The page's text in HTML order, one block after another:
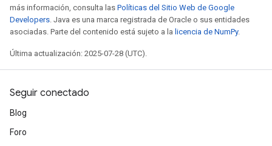
más información, consulta las Políticas del Sitio Web de Google
Developers. Java es una marca registrada de Oracle o sus entidades
asociadas. Parte del contenido está sujeto a la licencia de NumPy.
Última actualización: 2025-07-28 (UTC).
Seguir conectado
Blog
Foro